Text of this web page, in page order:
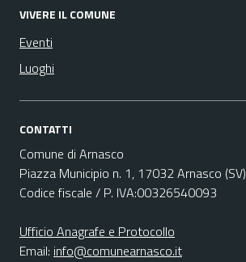
VIVERE IL COMUNE
Eventi
Luoghi
CONTATTI
Comune di Arnasco
Piazza Municipio n. 1, 17032 Arnasco (SV)
Codice fiscale / P. IVA:00326540093
Ufficio Anagrafe e Protocollo
Email: info@comunearnasco.it